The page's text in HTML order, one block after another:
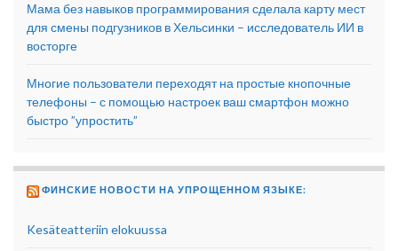
Мама без навыков программирования сделала карту мест
для смены подгузников в Хельсинки – исследователь ИИ в
восторге
Многие пользователи переходят на простые кнопочные
телефоны – с помощью настроек ваш смартфон можно
быстро ”упростить”
ФИНСКИЕ НОВОСТИ НА УПРОЩЕННОМ ЯЗЫКЕ:
Kesäteatteriin elokuussa